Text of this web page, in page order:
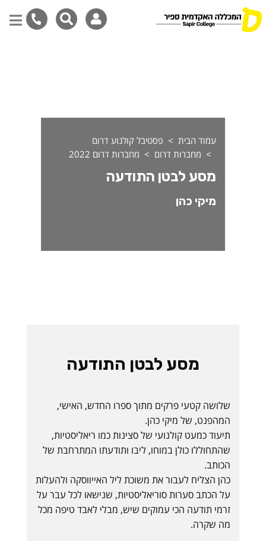
עמוד הבית
פסטיבל קולנוע דרום
מחברות דרום
מחברות דרום 2022
מסע לבטן התודעה
מיקי כהן
מסע לבטן התודעה
שלושה קטעי פרקים מתוך ספרו החדש, האישי,
המהפנט, של מיקי כהן.
תיעוד כמעט קולנועי של סצינות כמו ריאליסטיות,
שהתחוללו כולן במוחו, ליבו ותודעתו המתרחבת של
הכותב.
כהן הצליח לעבור את משוכת ליל האייווסקה ולהעלות
על הכתב סערות סוריאליסטיות, שנישאו לכל עבר על
זרמי תודעה הכי עמוקים שיש, מבלי לאבד טיפה מכל
מה שקרה.